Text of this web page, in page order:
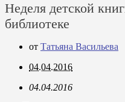
Неделя детской
библиотеке
от Татьяна Васильева
04.04.2016
04.04.2016